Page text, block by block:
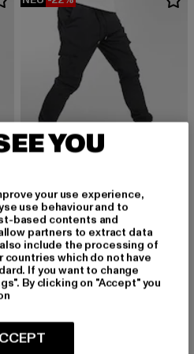
59,99 EUR
DEF
Litra
38,99 EUR
Derzeitiger Preis: 38,99 EUR
49,99 EURAktionspreis:
YOU
your use experience,
use behaviour and to
based contents and
partners to extract data
include the processing of
countries which do not have
If you want to change
By clicking on "Accept" you